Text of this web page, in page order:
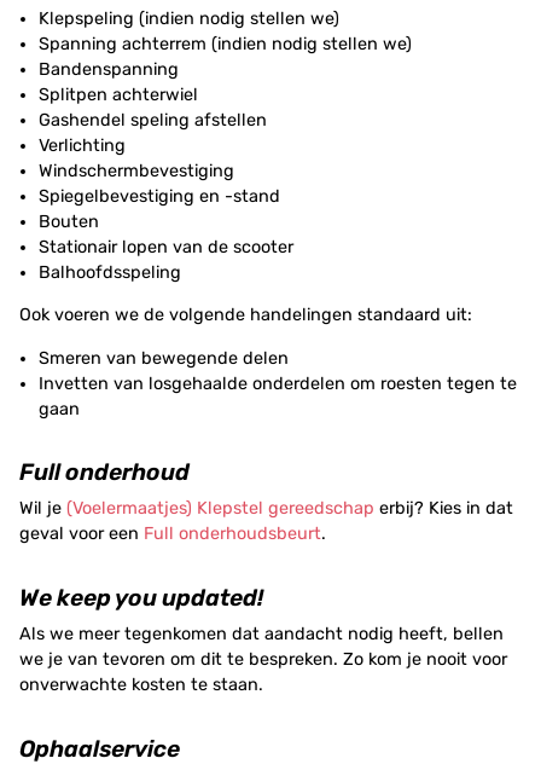
Klepspeling (indien nodig stellen we)
Spanning achterrem (indien nodig stellen we)
Bandenspanning
Splitpen achterwiel
Gashendel speling afstellen
Verlichting
Windschermbevestiging
Spiegelbevestiging en -stand
Bouten
Stationair lopen van de scooter
Balhoofdsspeling
Ook voeren we de volgende handelingen standaard uit:
Smeren van bewegende delen
Invetten van losgehaalde onderdelen om roesten tegen te
gaan
Full onderhoud
Wil je (Voelermaatjes) Klepstel gereedschap erbij? Kies in dat
geval voor een Full onderhoudsbeurt.
We keep you updated!
Als we meer tegenkomen dat aandacht nodig heeft, bellen
we je van tevoren om dit te bespreken. Zo kom je nooit voor
onverwachte kosten te staan.
Ophaalservice